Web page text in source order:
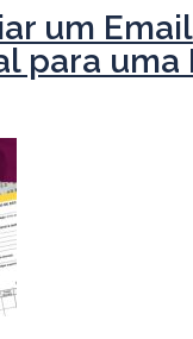
um Email
para uma